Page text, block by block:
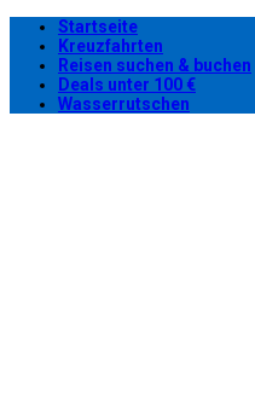
Startseite
Kreuzfahrten
Reisen suchen & buchen
Deals unter 100 €
Wasserrutschen